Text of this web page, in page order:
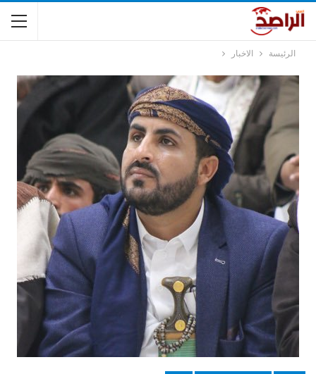
الرئيسة الاخبار